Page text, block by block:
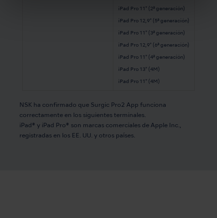
iPad Pro 11" (2ª generación)
iPad Pro 12,9" (5ª generación)
iPad Pro 11" (3ª generación)
iPad Pro 12,9" (6ª generación)
iPad Pro 11" (4ª generación)
iPad Pro 13" (4M)
iPad Pro 11" (4M)
NSK ha confirmado que Surgic Pro2 App funciona
correctamente en los siguientes terminales.
iPad® y iPad Pro® son marcas comerciales de Apple Inc.,
registradas en los EE. UU. y otros países.